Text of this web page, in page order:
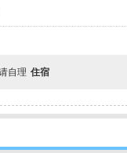
自理 住宿